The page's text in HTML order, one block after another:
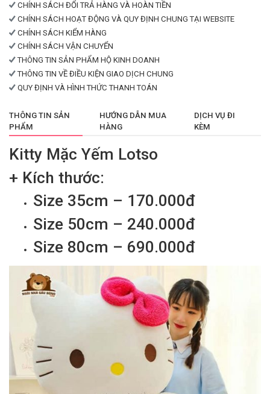
CHÍNH SÁCH ĐỔI TRẢ HÀNG VÀ HOÀN TIỀN
CHÍNH SÁCH HOẠT ĐỘNG VÀ QUY ĐỊNH CHUNG TẠI WEBSITE
CHÍNH SÁCH KIỂM HÀNG
CHÍNH SÁCH VẬN CHUYỂN
THÔNG TIN SẢN PHẨM HỘ KINH DOANH
THÔNG TIN VỀ ĐIỀU KIỆN GIAO DỊCH CHUNG
QUY ĐỊNH VÀ HÌNH THỨC THANH TOÁN
THÔNG TIN SẢN
PHẨM
HƯỚNG DẪN MUA
HÀNG
DỊCH VỤ ĐI
KÈM
Kitty Mặc Yếm Lotso
+ Kích thước:
Size 35cm – 170.000đ
Size 50cm – 240.000đ
Size 80cm – 690.000đ